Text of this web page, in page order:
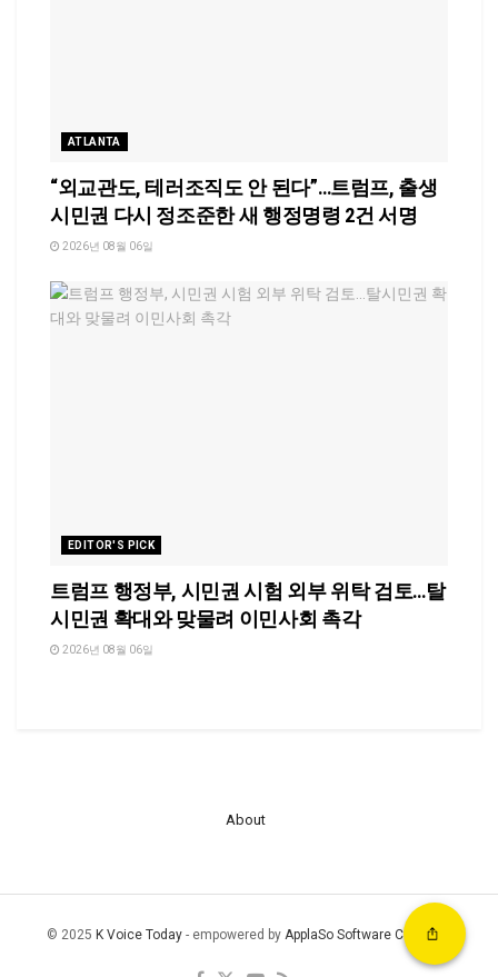
ATLANTA
“외교관도, 테러조직도 안 된다”…트럼프, 출생
시민권 다시 정조준한 새 행정명령 2건 서명
2026년 08월 06일
EDITOR'S PICK
트럼프 행정부, 시민권 시험 외부 위탁 검토…탈
시민권 확대와 맞물려 이민사회 촉각
2026년 08월 06일
About
© 2025 K Voice Today- empowered by ApplaSo Software Company